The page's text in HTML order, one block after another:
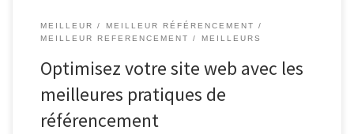
MEILLEUR
MEILLEUR RÉFÉRENCEMENT
MEILLEUR REFERENCEMENT
MEILLEURS
Optimisez votre site web avec les
meilleures pratiques de
référencement